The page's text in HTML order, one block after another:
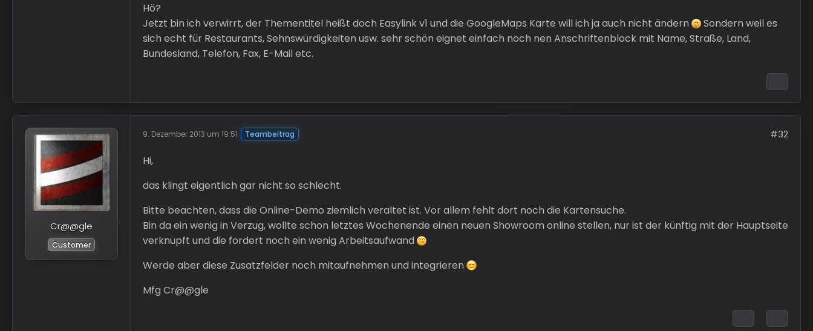
Hö?
Jetzt bin ich verwirrt, der Thementitel heißt doch Easylink v1 und die GoogleMaps Karte will ich ja auch nicht ändern
Sondern weil es
sich echt für Restaurants, Sehnswürdigkeiten usw. sehr schön eignet einfach noch nen Anschriftenblock mit Name, Straße, Land,
Bundesland, Telefon, Fax, E-Mail etc.
Cr@@gle
Customer
9. Dezember 2013 um 19:51 Teambeitrag #32
Hi,
das klingt eigentlich gar nicht so schlecht.
Bitte beachten, dass die Online-Demo ziemlich veraltet ist. Vor allem fehlt dort noch die Kartensuche.
Bin da ein wenig in Verzug, wollte schon letztes Wochenende einen neuen Showroom online stellen, nur ist der künftig mit der Hauptseite
verknüpft und die fordert noch ein wenig Arbeitsaufwand
Werde aber diese Zusatzfelder noch mitaufnehmen und integrieren
Mfg Cr@@gle